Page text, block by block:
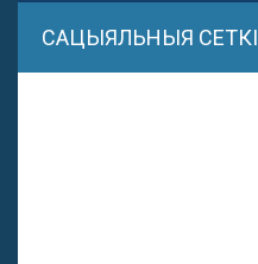
САЦЫЯЛЬНЫЯ СЕТКІ